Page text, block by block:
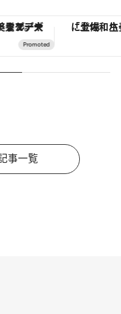
人のための「ReFa GINZA」クルーズ
事一覧